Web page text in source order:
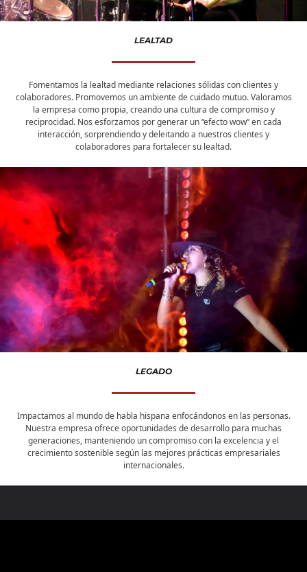
LEALTAD
Fomentamos la lealtad mediante relaciones sólidas con clientes y
colaboradores. Promovemos un ambiente de cuidado mutuo. Valoramos
la empresa como propia, creando una cultura de compromiso y
reciprocidad. Nos esforzamos por generar un “efecto wow” en cada
interacción, sorprendiendo y deleitando a nuestros clientes y
colaboradores para fortalecer su lealtad.
LEGADO
Impactamos al mundo de habla hispana enfocándonos en las personas.
Nuestra empresa ofrece oportunidades de desarrollo para muchas
generaciones, manteniendo un compromiso con la excelencia y el
crecimiento sostenible según las mejores prácticas empresariales
internacionales.